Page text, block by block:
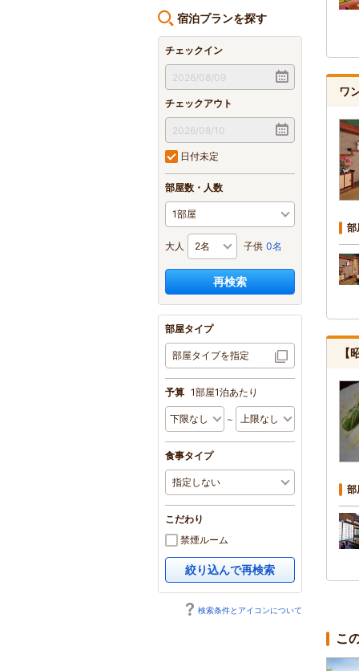
宿泊プランを探す
チェックイン
チェックアウト
日付未定
部屋数・人数
大人 子供 0名
再検索
部屋タイプ
部屋タイプを指定
予算 1部屋1泊あたり
～
食事タイプ
こだわり
禁煙ルーム
絞り込んで再検索
検索条件とアイコンについて
ワ
部
部
こ